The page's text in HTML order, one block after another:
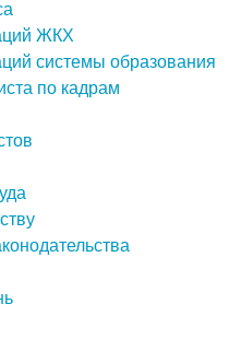
ЖКХ
системы образования
по кадрам